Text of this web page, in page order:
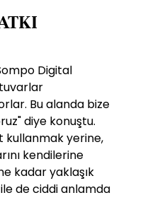
Digital
Bu alanda bize
diye konuştu.
kullanmak yerine,
kendilerine
kadar yaklaşık
de ciddi anlamda